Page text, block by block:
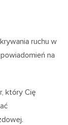
ruchu w
na
który Cię